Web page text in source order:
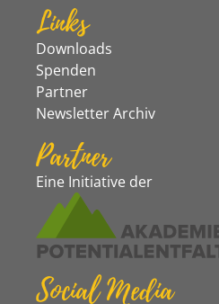
Links
Downloads
Spenden
Partner
Newsletter Archiv
Partner
Eine Initiative der
Social Media